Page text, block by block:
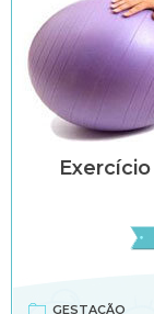
GESTAÇÃO